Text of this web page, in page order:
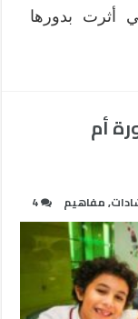
أثرت بدورها
أم
,مفاهيم 4